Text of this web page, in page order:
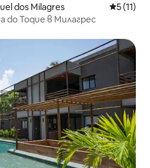
dos Milagres Средна
5 (11)
do Toque в Милагрес